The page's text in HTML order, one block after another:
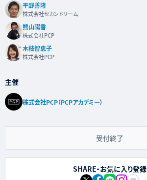
平野善隆
株式会社セカンドリーム
熊山陽香
株式会社PCP
木枝智恵子
株式会社PCP
主催
株式会社PCP（PCPアカデミー）
受付終了
SHARE・お気に入り登録